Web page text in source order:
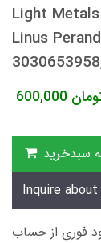
Light
Linus
600,000
سبدخرید
Inquire
تومانی دانلود فوری از حساب